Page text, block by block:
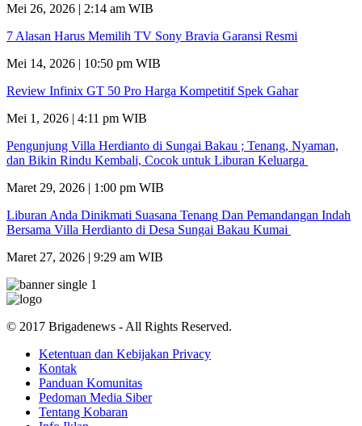
Mei 26, 2026 | 2:14 am WIB
7 Alasan Harus Memilih TV Sony Bravia Garansi Resmi
Mei 14, 2026 | 10:50 pm WIB
Review Infinix GT 50 Pro Harga Kompetitif Spek Gahar
Mei 1, 2026 | 4:11 pm WIB
Pengunjung Villa Herdianto di Sungai Bakau ; Tenang, Nyaman,
dan Bikin Rindu Kembali, Cocok untuk Liburan Keluarga
Maret 29, 2026 | 1:00 pm WIB
Liburan Anda Dinikmati Suasana Tenang Dan Pemandangan Indah
Bersama Villa Herdianto di Desa Sungai Bakau Kumai
Maret 27, 2026 | 9:29 am WIB
© 2017 Brigadenews - All Rights Reserved.
Ketentuan dan Kebijakan Privacy
Kontak
Panduan Komunitas
Pedoman Media Siber
Tentang Kobaran